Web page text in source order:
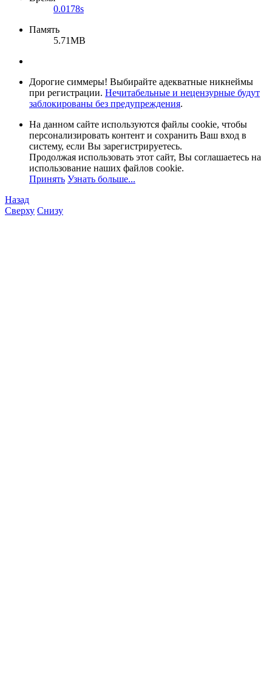
0.0178s
Память
5.71MB
Дорогие симмеры! Выбирайте адекватные никнеймы
при регистрации. Нечитабельные и нецензурные будут
заблокированы без предупреждения.
На данном сайте используются файлы cookie, чтобы
персонализировать контент и сохранить Ваш вход в
систему, если Вы зарегистрируетесь.
Продолжая использовать этот сайт, Вы соглашаетесь на
использование наших файлов cookie.
Принять Узнать больше...
Назад
Сверху Снизу